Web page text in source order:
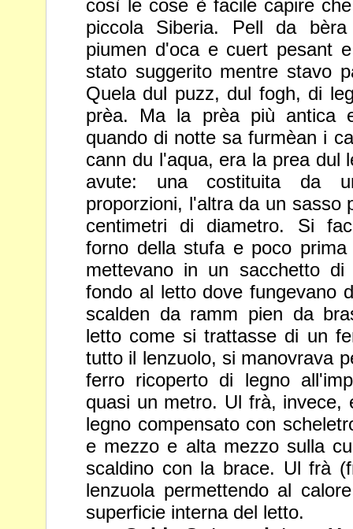
così le cose è facile capire
piccola Siberia. Pell da
piumen d'oca e cuert pesant
stato suggerito mentre stavo
Quela dul puzz, dul fogh, di
prèa. Ma la prèa più antica
quando di notte sa furmèan i
cann du l'aqua, era la prea dul
avute: una costituita da
proporzioni, l'altra da un sasso
centimetri di diametro. Si
forno della stufa e poco
mettevano in un sacchetto
fondo al letto dove fungevano
scalden da ramm pien da
letto come si trattasse di un
tutto il lenzuolo, si manovrava
ferro ricoperto di legno
quasi un metro. Ul frà, invece,
legno compensato con
e mezzo e alta mezzo sulla
scaldino con la brace. Ul frà
lenzuola permettendo al
superficie interna del letto.